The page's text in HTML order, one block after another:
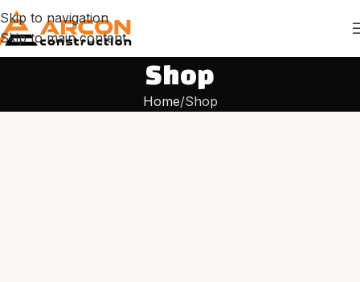
Skip to navigation
Skip to main content
Shop
Home Shop